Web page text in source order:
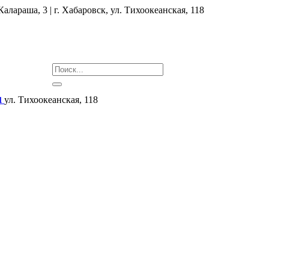
3 | г. Хабаровск, ул. ​Тихоокеанская, 118
ул. ​Тихоокеанская, 118